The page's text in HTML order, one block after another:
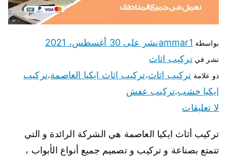
بواسطة ammar1نشر على 30 أغسطس، 2021
نشر فيتركيب اثاث
ذو علامة تركيب اثاث،تركيب اثاث ايكيا العاصمة،تركيب
ايكيا خشب،تركيب عفش
لا تعليقات
تركيب أثاث ايكيا العاصمة هي الشركة الرائدة و التي
تتمتع بصناعة و تركيب و تصميم جميع أنواع الأبواب ،